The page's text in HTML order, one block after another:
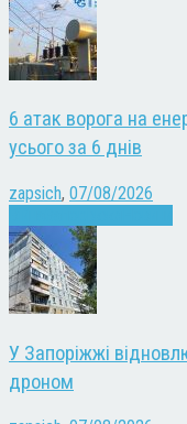
6 атак ворога на
усього за 6 днів
zapsich, 07/08/2026
У Запоріжжі
дроном